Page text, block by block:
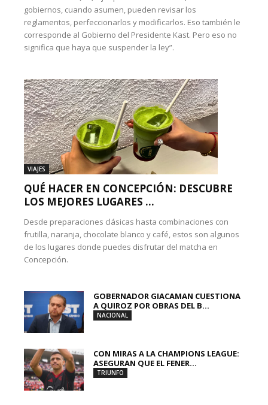
gobiernos, cuando asumen, pueden revisar los
reglamentos, perfeccionarlos y modificarlos. Eso también le
corresponde al Gobierno del Presidente Kast. Pero eso no
significa que haya que suspender la ley”.
VIAJES
QUÉ HACER EN CONCEPCIÓN: DESCUBRE
LOS MEJORES LUGARES ...
Desde preparaciones clásicas hasta combinaciones con
frutilla, naranja, chocolate blanco y café, estos son algunos
de los lugares donde puedes disfrutar del matcha en
Concepción.
GOBERNADOR GIACAMAN CUESTIONA
A QUIROZ POR OBRAS DEL B...
NACIONAL
CON MIRAS A LA CHAMPIONS LEAGUE:
ASEGURAN QUE EL FENER...
TRIUNFO